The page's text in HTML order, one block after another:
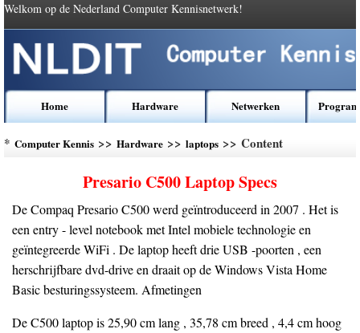
Welkom op de Nederland Computer Kennisnetwerk!
Home Hardware Netwerken
* Computer Kennis >> Hardware >> laptops >> Content
Presario C500 Laptop Specs
De Compaq Presario C500 werd geïntroduceerd in 2007 . Het is
een entry - level notebook met Intel mobiele technologie en
geïntegreerde WiFi . De laptop heeft drie USB -poorten , een
herschrijfbare dvd-drive en draait op de Windows Vista Home
Basic besturingssysteem. Afmetingen
De C500 laptop is 25,90 cm lang , 35,78 cm breed , 4,4 cm hoog